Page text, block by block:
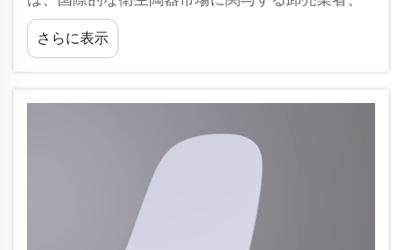
輸入業者、およびブランドオーナーにとって極め
て重要な決定です。その耐久性により、...
さらに表示